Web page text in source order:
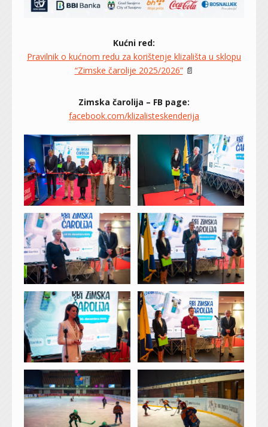
Kućni red:
Pravilnik o kućnom redu za korištenje klizališta u sklopu
“Zimske čarolije 2025/2026”📄
Zimska čarolija – FB page:
facebook.com/klizalisteskenderija